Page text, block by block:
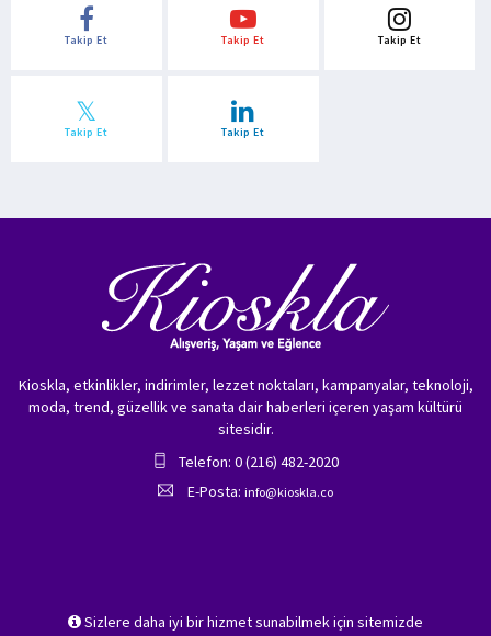
Takip Et Takip Et Takip Et
Takip Et Takip Et
Sizlere daha iyi bir hizmet sunabilmek için sitemizde
Kioskla, etkinlikler, indirimler, lezzet noktaları, kampanyalar, teknoloji,
moda, trend, güzellik ve sanata dair haberleri içeren yaşam kültürü
sitesidir.
Telefon: 0 (216) 482-2020
E-Posta: info@kioskla.co